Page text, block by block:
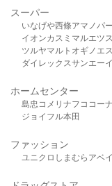
スーパー
いなげや西條アマノパ
イオンカスミ マルエツ
ツルヤマルト オギノ エ
ダイレックスサンエー
ホームセンター
島忠 コメリ ナフコ コー
ジョイフル本田
ファッション
ユニクロ しまむら アベ